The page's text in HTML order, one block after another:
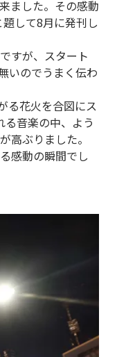
ました。その感動
して8月に発刊し
すが、スタート
いのでうまく伝わ
る花火を合図にス
音楽の中、よう
高ぶりました。
感動の瞬間でし